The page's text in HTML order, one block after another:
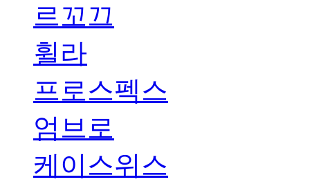
르꼬끄
휠라
프로스펙스
엄브로
케이스위스